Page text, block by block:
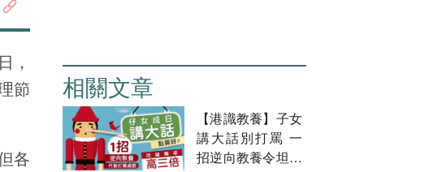
，
節
各
相關文章
【港識教養】子女
講大話別打罵 一
招逆向教養令坦誠